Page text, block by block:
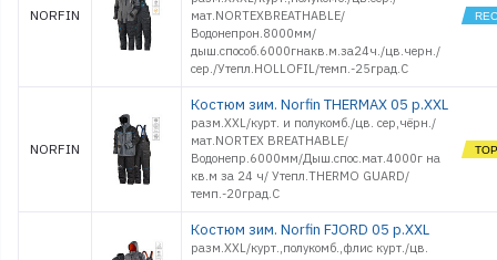
NORFIN
мат.NORTEXBREATHABLE/
Водонепрон.8000мм/
дыш.способ.6000гнакв.м.за24ч./цв.черн./
сер./Утепл.HOLLOFIL/темп.-25град.С
NORFIN
Костюм зим. Norfin THERMAX 05 р.XXL
разм.XXL/курт. и полукомб./цв. сер,чёрн./
мат.NORTEX BREATHABLE/
Водонепр.6000мм/Дыш.спос.мат.4000г на
кв.м за 24 ч/ Утепл.THERMO GUARD/
темп.-20град.С
Костюм зим. Norfin FJORD 05 р.XXL
разм.XXL/курт.,полукомб.,флис курт./цв.